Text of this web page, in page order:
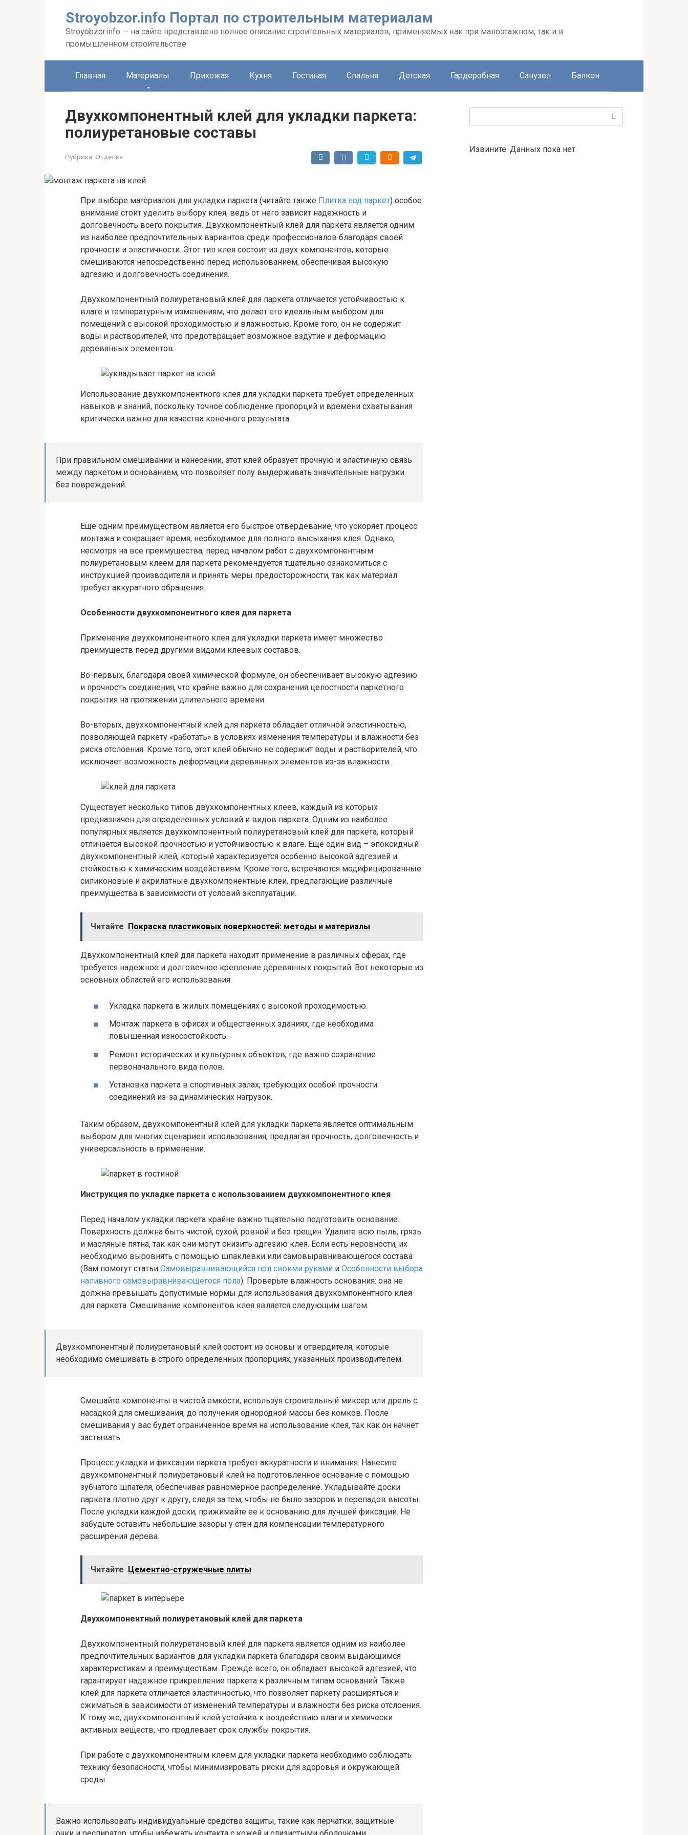
Stroyobzor.info Портал по строительным материалам
Stroyobzor.info — на сайте представлено полное описание строительных материалов, применяемых как при малоэтажном, так и в
промышленном строительстве
Главная Материалы Прихожая Кухня Гостиная Спальня Детская Гардеробная Санузел Балкон
Двухкомпонентный клей для укладки паркета:
полиуретановые составы
Рубрика: Отделка
При выборе материалов для укладки паркета (читайте также Плитка под паркет) особое
внимание стоит уделить выбору клея, ведь от него зависит надежность и
долговечность всего покрытия. Двухкомпонентный клей для паркета является одним
из наиболее предпочтительных вариантов среди профессионалов благодаря своей
прочности и эластичности. Этот тип клея состоит из двух компонентов, которые
смешиваются непосредственно перед использованием, обеспечивая высокую
адгезию и долговечность соединения.
Двухкомпонентный полиуретановый клей для паркета отличается устойчивостью к
влаге и температурным изменениям, что делает его идеальным выбором для
помещений с высокой проходимостью и влажностью. Кроме того, он не содержит
воды и растворителей, что предотвращает возможное вздутие и деформацию
деревянных элементов.
Использование двухкомпонентного клея для укладки паркета требует определенных
навыков и знаний, поскольку точное соблюдение пропорций и времени схватывания
критически важно для качества конечного результата.
При правильном смешивании и нанесении, этот клей образует прочную и эластичную связь
между паркетом и основанием, что позволяет полу выдерживать значительные нагрузки
без повреждений.
Ещё одним преимуществом является его быстрое отвердевание, что ускоряет процесс
монтажа и сокращает время, необходимое для полного высыхания клея. Однако,
несмотря на все преимущества, перед началом работ с двухкомпонентным
полиуретановым клеем для паркета рекомендуется тщательно ознакомиться с
инструкцией производителя и принять меры предосторожности, так как материал
требует аккуратного обращения.
Особенности двухкомпонентного клея для паркета
Применение двухкомпонентного клея для укладки паркета имеет множество
преимуществ перед другими видами клеевых составов.
Во-первых, благодаря своей химической формуле, он обеспечивает высокую адгезию
и прочность соединения, что крайне важно для сохранения целостности паркетного
покрытия на протяжении длительного времени.
Во-вторых, двухкомпонентный клей для паркета обладает отличной эластичностью,
позволяющей паркету «работать» в условиях изменения температуры и влажности без
риска отслоения. Кроме того, этот клей обычно не содержит воды и растворителей, что
исключает возможность деформации деревянных элементов из-за влажности.
Существует несколько типов двухкомпонентных клеев, каждый из которых
предназначен для определенных условий и видов паркета. Одним из наиболее
популярных является двухкомпонентный полиуретановый клей для паркета, который
отличается высокой прочностью и устойчивостью к влаге. Еще один вид – эпоксидный
двухкомпонентный клей, который характеризуется особенно высокой адгезией и
стойкостью к химическим воздействиям. Кроме того, встречаются модифицированные
силиконовые и акрилатные двухкомпонентные клеи, предлагающие различные
преимущества в зависимости от условий эксплуатации.
Читайте Покраска пластиковых поверхностей: методы и материалы
Двухкомпонентный клей для паркета находит применение в различных сферах, где
требуется надежное и долговечное крепление деревянных покрытий. Вот некоторые из
основных областей его использования:
Укладка паркета в жилых помещениях с высокой проходимостью.
Монтаж паркета в офисах и общественных зданиях, где необходима
повышенная износостойкость.
Ремонт исторических и культурных объектов, где важно сохранение
первоначального вида полов.
Установка паркета в спортивных залах, требующих особой прочности
соединений из-за динамических нагрузок.
Таким образом, двухкомпонентный клей для укладки паркета является оптимальным
выбором для многих сценариев использования, предлагая прочность, долговечность и
универсальность в применении.
Инструкция по укладке паркета с использованием двухкомпонентного клея
Перед началом укладки паркета крайне важно тщательно подготовить основание.
Поверхность должна быть чистой, сухой, ровной и без трещин. Удалите всю пыль, грязь
и масляные пятна, так как они могут снизить адгезию клея. Если есть неровности, их
необходимо выровнять с помощью шпаклевки или самовыравнивающегося состава
(Вам помогут статьи Самовыравнивающийся пол своими руками и Особенности выбора
наливного самовыравнивающегося пола). Проверьте влажность основания: она не
должна превышать допустимые нормы для использования двухкомпонентного клея
для паркета. Смешивание компонентов клея является следующим шагом.
Двухкомпонентный полиуретановый клей состоит из основы и отвердителя, которые
необходимо смешивать в строго определенных пропорциях, указанных производителем.
Смешайте компоненты в чистой емкости, используя строительный миксер или дрель с
насадкой для смешивания, до получения однородной массы без комков. После
смешивания у вас будет ограниченное время на использование клея, так как он начнет
застывать.
Процесс укладки и фиксации паркета требует аккуратности и внимания. Нанесите
двухкомпонентный полиуретановый клей на подготовленное основание с помощью
зубчатого шпателя, обеспечивая равномерное распределение. Укладывайте доски
паркета плотно друг к другу, следя за тем, чтобы не было зазоров и перепадов высоты.
После укладки каждой доски, прижимайте ее к основанию для лучшей фиксации. Не
забудьте оставить небольшие зазоры у стен для компенсации температурного
расширения дерева.
Читайте Цементно-стружечные плиты
Двухкомпонентный полиуретановый клей для паркета
Двухкомпонентный полиуретановый клей для паркета является одним из наиболее
предпочтительных вариантов для укладки паркета благодаря своим выдающимся
характеристикам и преимуществам. Прежде всего, он обладает высокой адгезией, что
гарантирует надежное прикрепление паркета к различным типам оснований. Также
клей для паркета отличается эластичностью, что позволяет паркету расширяться и
сжиматься в зависимости от изменений температуры и влажности без риска отслоения.
К тому же, двухкомпонентный клей устойчив к воздействию влаги и химически
активных веществ, что продлевает срок службы покрытия.
При работе с двухкомпонентным клеем для укладки паркета необходимо соблюдать
технику безопасности, чтобы минимизировать риски для здоровья и окружающей
среды.
Важно использовать индивидуальные средства защиты, такие как перчатки, защитные
очки и респиратор, чтобы избежать контакта с кожей и слизистыми оболочками.
Извините. Данных пока нет.